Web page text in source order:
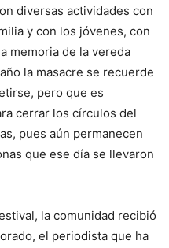
diversas actividades con
y con los jóvenes, con
memoria de la vereda
la masacre se recuerde
pero que es
cerrar los círculos del
pues aún permanecen
que ese día se llevaron
la comunidad recibió
el periodista que ha